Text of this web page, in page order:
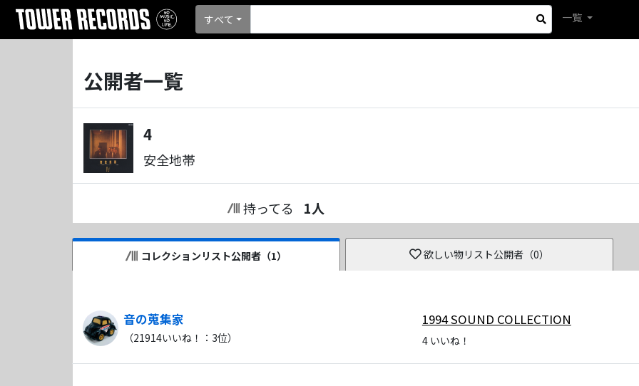
すべて 一覧
公開者一覧
4
安全地帯
持ってる 1人
コレクションリスト公開者（1） 欲しい物リスト公開者（0）
音の蒐集家
（21914いいね！： 3位）
1994 SOUND COLLECTION
4いいね！